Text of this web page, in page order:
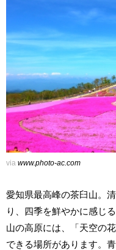
via www.photo-ac.com
愛知県最高峰の茶臼山。
り、四季を鮮やかに感じ
山の高原には、「天空の
できる場所があります。